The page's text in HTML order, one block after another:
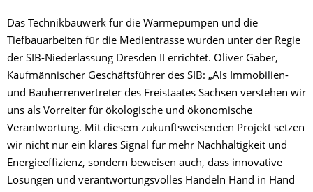
Das Technikbauwerk für die Wärmepumpen und die
Tiefbauarbeiten für die Medientrasse wurden unter der Regie
der SIB-Niederlassung Dresden II errichtet. Oliver Gaber,
Kaufmännischer Geschäftsführer des SIB: „Als Immobilien-
und Bauherrenvertreter des Freistaates Sachsen verstehen wir
uns als Vorreiter für ökologische und ökonomische
Verantwortung. Mit diesem zukunftsweisenden Projekt setzen
wir nicht nur ein klares Signal für mehr Nachhaltigkeit und
Energieeffizienz, sondern beweisen auch, dass innovative
Lösungen und verantwortungsvolles Handeln Hand in Hand